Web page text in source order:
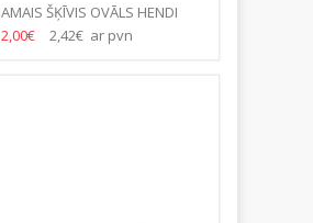
ŠĶĪVIS OVĀLS HENDI
45,5*32CM
2,00€ 2,42€ ar pvn